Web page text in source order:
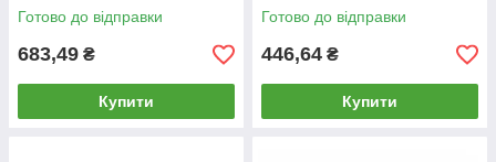
Готово до відправки
683,49 ₴
Купити
Готово до відправки
446,64 ₴
Купити